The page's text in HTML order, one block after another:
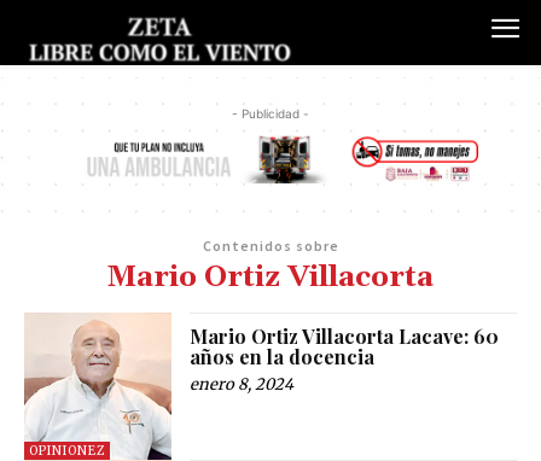
- Publicidad -
Contenidos sobre
Mario Ortiz Villacorta
OPINIONEZ
Mario Ortiz Villacorta Lacave: 60
años en la docencia
enero 8, 2024